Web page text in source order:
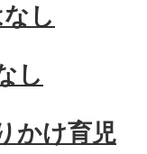
し
し
かけ育児